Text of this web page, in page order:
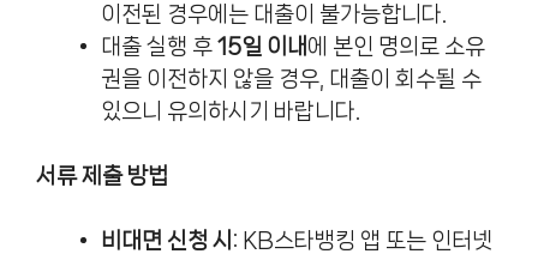
이전된 경우에는 대출이 불가능합니다.
대출 실행 후 15일 이내 에 본인 명의로 소유
권을 이전하지 않을 경우, 대출이 회수될 수
있으니 유의하시기 바랍니다.
서류 제출 방법
비대면 신청 시 : KB스타뱅킹 앱 또는 인터넷